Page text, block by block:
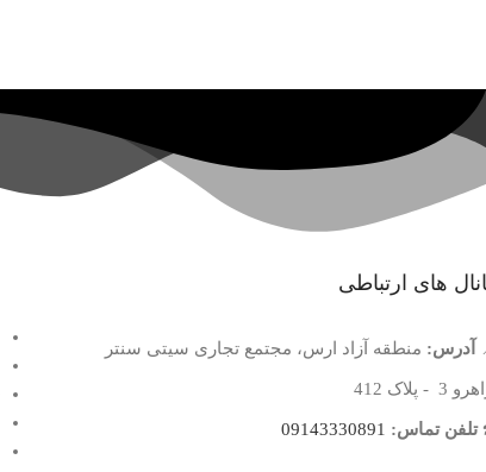
های ارتباطی
آدرس: منطقه آزاد ارس، مجتمع تجاری سیتی سنتر
3 - پلاک 412
تلفن تماس: 09143330891